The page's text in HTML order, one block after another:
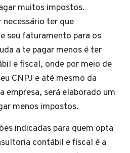
muitos impostos.
ter que
seu faturamento para os
te pagar menos é ter
e fiscal, onde por meio de
CNPJ e até mesmo da
empresa, será elaborado um
menos impostos.
indicadas para quem opta
contábil e fiscal é a